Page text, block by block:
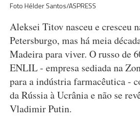
Foto Hélder Santos/ASPRESS
Aleksei Titov nasceu e cresceu
Petersburgo, mas há meia
Madeira para viver. O russo de
ENLIL - empresa sediada na
para a indústria farmacêutica -
da Rússia à Ucrânia e não se
Vladimir Putin.